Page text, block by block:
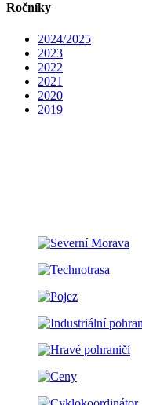
Ročníky
2024/2025
2023
2022
2021
2020
2019